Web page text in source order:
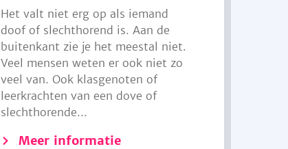
Het valt niet erg op als iemand
doof of slechthorend is. Aan de
buitenkant zie je het meestal niet.
Veel mensen weten er ook niet zo
veel van. Ook klasgenoten of
leerkrachten van een dove of
slechthorende...
Meer informatie